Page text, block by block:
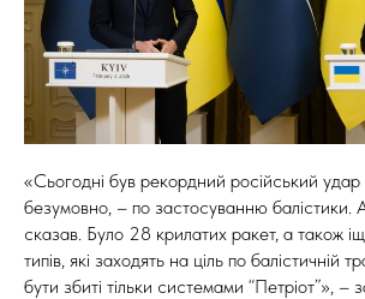
«Сьогодні був рекордний російський
безумовно, – по застосуванню балістики.
сказав. Було 28 крилатих ракет, а також
типів, які заходять на ціль по балістичній
бути збиті тільки системами “Петріот”», –